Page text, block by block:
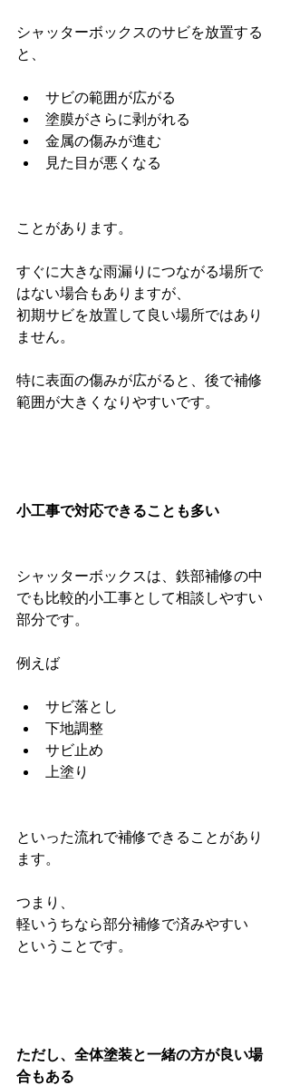
シャッターボックスのサビを放置する
と、
サビの範囲が広がる
塗膜がさらに剥がれる
金属の傷みが進む
見た目が悪くなる
ことがあります。
すぐに大きな雨漏りにつながる場所で
はない場合もありますが、
初期サビを放置して良い場所ではあり
ません。
特に表面の傷みが広がると、後で補修
範囲が大きくなりやすいです。
小工事で対応できることも多い
シャッターボックスは、鉄部補修の中
でも比較的小工事として相談しやすい
部分です。
例えば
サビ落とし
下地調整
サビ止め
上塗り
といった流れで補修できることがあり
ます。
つまり、
軽いうちなら部分補修で済みやすい
ということです。
ただし、全体塗装と一緒の方が良い場
合もある